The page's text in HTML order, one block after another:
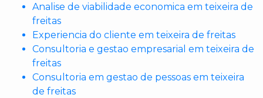
Analise de viabilidade economica em teixeira de
freitas
Experiencia do cliente em teixeira de freitas
Consultoria e gestao empresarial em teixeira de
freitas
Consultoria em gestao de pessoas em teixeira
de freitas